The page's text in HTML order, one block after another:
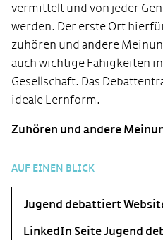
vermittelt und von jeder
werden. Der erste Ort
zuhören und andere
auch wichtige Fähigkeiten
Gesellschaft. Das
ideale Lernform.
Zuhören und andere
AUF EINEN BLICK
Jugend debattiert
LinkedIn Seite Jugend